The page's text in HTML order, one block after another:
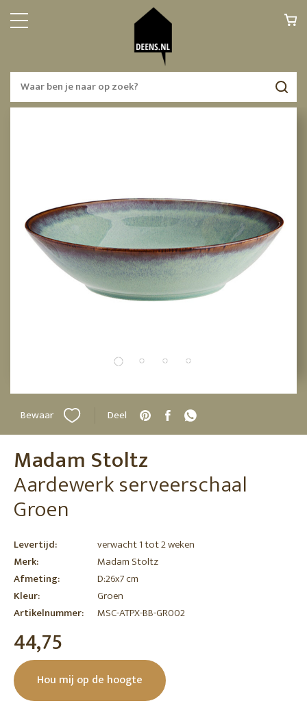
Bewaar Deel
Madam Stoltz
Aardewerk serveerschaal
Groen
Levertijd:
verwacht 1 tot 2 weken
Merk:
Madam Stoltz
Afmeting:
D:26x7 cm
Kleur:
Groen
Artikelnummer:
MSC-ATPX-BB-GR002
44,75
Hou mij op de hoogte